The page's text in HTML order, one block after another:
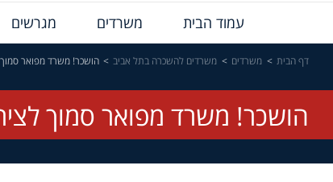
עמוד הבית משרדים מגרשים
דף הבית משרדים משרדים להשכרה בתל אביב הושכר! משרד מפואר
הושכר! משרד מפואר סמוך